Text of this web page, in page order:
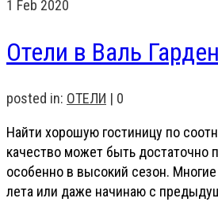
1 Feb 2020
Отели в Валь
posted in: ОТЕЛИ | 0
Найти хорошую гостиницу по
качество может быть достаточно
особенно в высокий сезон.
лета или даже начинаю с